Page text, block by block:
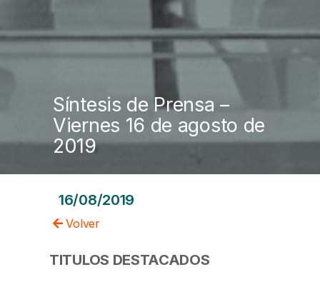
Síntesis de Prensa –
Viernes 16 de agosto de
2019
16/08/2019
Volver
TITULOS DESTACADOS